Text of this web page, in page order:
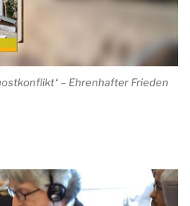
– Ehrenhafter Frieden